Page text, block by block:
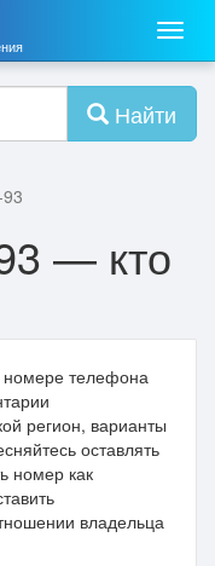
Меню
Найти
— кто
телефона
регион, варианты
оставлять
номер как
владельца